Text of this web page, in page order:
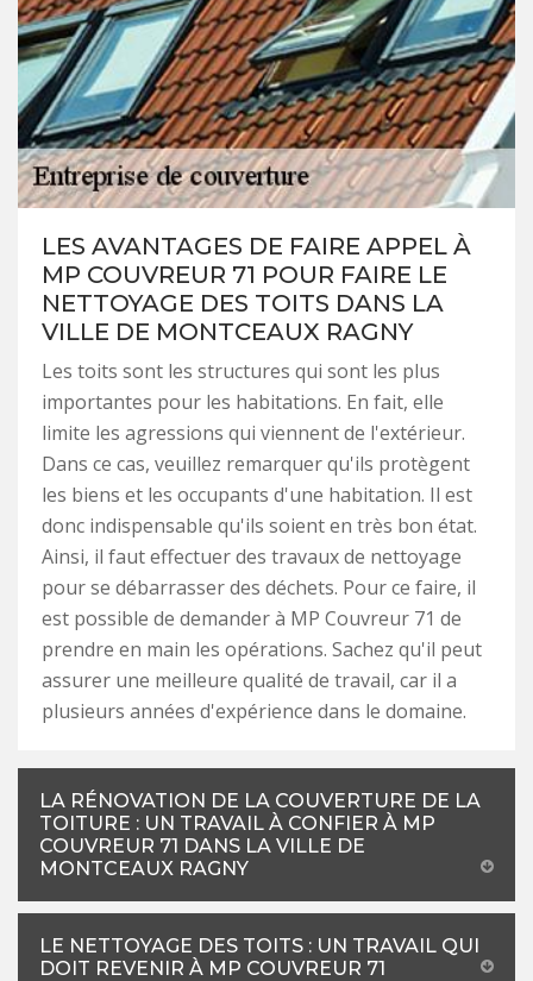
LES AVANTAGES DE FAIRE APPEL À
MP COUVREUR 71 POUR FAIRE LE
NETTOYAGE DES TOITS DANS LA
VILLE DE MONTCEAUX RAGNY
Les toits sont les structures qui sont les plus
importantes pour les habitations. En fait, elle
limite les agressions qui viennent de l'extérieur.
Dans ce cas, veuillez remarquer qu'ils protègent
les biens et les occupants d'une habitation. Il est
donc indispensable qu'ils soient en très bon état.
Ainsi, il faut effectuer des travaux de nettoyage
pour se débarrasser des déchets. Pour ce faire, il
est possible de demander à MP Couvreur 71 de
prendre en main les opérations. Sachez qu'il peut
assurer une meilleure qualité de travail, car il a
plusieurs années d'expérience dans le domaine.
LA RÉNOVATION DE LA COUVERTURE DE LA
TOITURE : UN TRAVAIL À CONFIER À MP
COUVREUR 71 DANS LA VILLE DE
MONTCEAUX RAGNY
LE NETTOYAGE DES TOITS : UN TRAVAIL QUI
DOIT REVENIR À MP COUVREUR 71